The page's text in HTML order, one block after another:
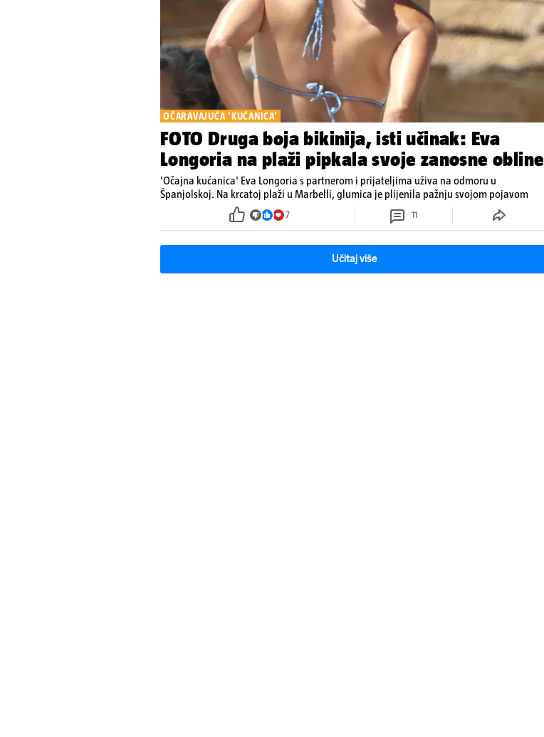
OČARAVAJUĆA 'KUĆANICA'
FOTO Druga boja bikinija, isti učinak: Eva
Longoria na plaži pipkala svoje zanosne obline
'Očajna kućanica' Eva Longoria s partnerom i prijateljima uživa na odmoru u
Španjolskoj. Na krcatoj plaži u Marbelli, glumica je plijenila pažnju svojom pojavom
7 11
Učitaj više